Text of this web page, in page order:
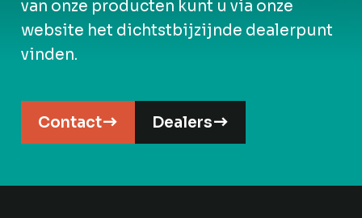
van onze producten kunt u via onze
website het dichtstbijzijnde dealerpunt
vinden.
Contact Dealers